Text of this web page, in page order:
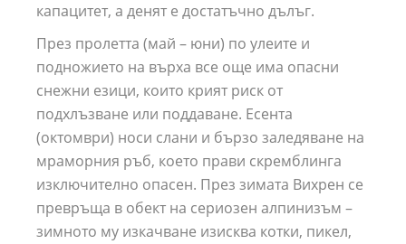
капацитет, а денят е достатъчно дълъг.
През пролетта (май – юни) по улеите и
подножието на върха все още има опасни
снежни езици, които крият риск от
подхлъзване или поддаване. Есента
(октомври) носи слани и бързо заледяване на
мраморния ръб, което прави скремблинга
изключително опасен. През зимата Вихрен се
превръща в обект на сериозен алпинизъм –
зимното му изкачване изисква котки, пикел,